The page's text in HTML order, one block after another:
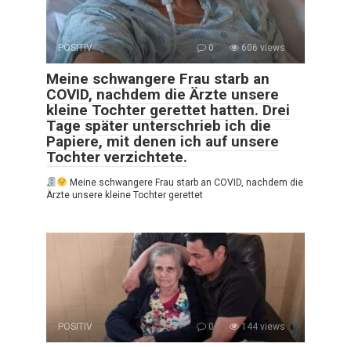
POSITIV 0 606 views
Meine schwangere Frau starb an
COVID, nachdem die Ärzte unsere
kleine Tochter gerettet hatten. Drei
Tage später unterschrieb ich die
Papiere, mit denen ich auf unsere
Tochter verzichtete.
Meine schwangere Frau starb an COVID, nachdem die
Ärzte unsere kleine Tochter gerettet
POSITIV 0 144 views